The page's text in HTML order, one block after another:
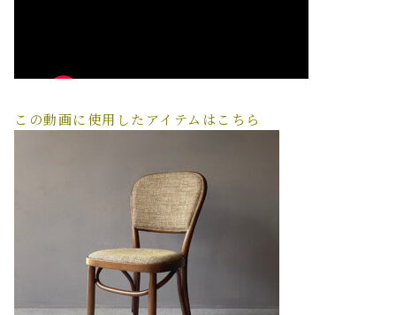
この動画に使用したアイテムはこちら